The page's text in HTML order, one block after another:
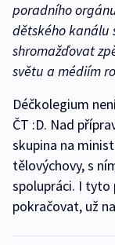
poradního
dětského kanálu
shromažďovat
světu a médiím
Déčkolegium
ČT :D. Nad
skupina na
tělovýchovy, s
spolupráci. I tyto
pokračovat, už